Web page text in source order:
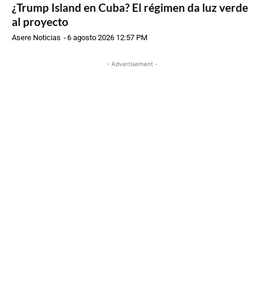
¿Trump Island en Cuba? El régimen da luz verde
al proyecto
Asere Noticias -6 agosto 2026 12:57 PM
- Advertisement -